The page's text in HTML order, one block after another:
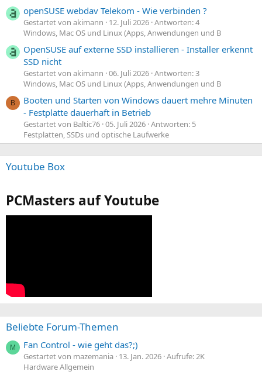
openSUSE webdav Telekom - Wie verbinden ?
Gestartet von akimann 12. Juli 2026 Antworten: 4
Windows, Mac OS und Linux (Apps, Anwendungen und B
OpenSUSE auf externe SSD installieren - Installer erkennt
SSD nicht
Gestartet von akimann 06. Juli 2026 Antworten: 3
Windows, Mac OS und Linux (Apps, Anwendungen und B
B
Booten und Starten von Windows dauert mehre Minuten
- Festplatte dauerhaft in Betrieb
Gestartet von Baltic76 05. Juli 2026 Antworten: 5
Festplatten, SSDs und optische Laufwerke
Youtube Box
PCMasters auf Youtube
Beliebte Forum-Themen
M Fan Control - wie geht das?;)
Gestartet von mazemania 13. Jan. 2026 Aufrufe: 2K
Hardware Allgemein